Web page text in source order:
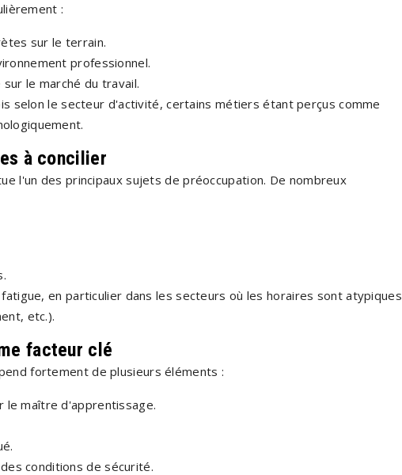
:
sur le terrain.
professionnel.
le marché du travail.
selon le secteur d'activité, certains métiers étant perçus comme
à concilier
l'un des principaux sujets de préoccupation. De nombreux
en particulier dans les secteurs où les horaires sont atypiques
etc.).
facteur clé
fortement de plusieurs éléments :
le maître d'apprentissage.
conditions de sécurité.